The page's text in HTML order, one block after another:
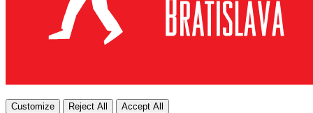
Customize Reject All Accept All